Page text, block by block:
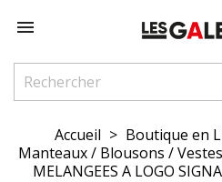

Accueil Boutique en
Manteaux / Blousons / Vestes
MELANGEES A LOGO